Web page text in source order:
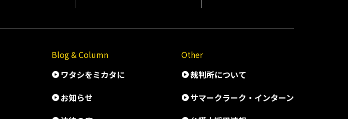
Blog & Column
ワタシをミカタに
お知らせ
Other
裁判所について
サマークラーク・インターン